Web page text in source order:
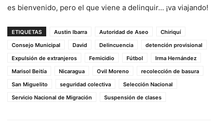
es bienvenido, pero el que viene a delinquir… ¡va viajando!
ETIQUETAS Austin Ibarra Autoridad de Aseo
Chiriquí
Consejo Municipal
David Delincuencia
detención provisional
Expulsión de extranjeros
Femicidio Fútbol
Irma Hernández
Marisol Beitía
Nicaragua Ovil Moreno
recolección de basura
San Miguelito
seguridad colectiva
Selección Nacional
Servicio Nacional de Migración
Suspensión de clases